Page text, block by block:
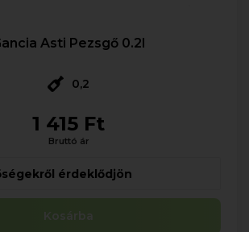
Asti Pezsgő 0.2l
0,2
1 415 Ft
Bruttó ár
érdeklődjön
Kosárba